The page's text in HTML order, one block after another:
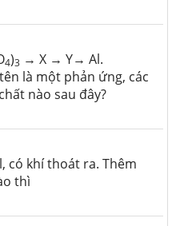
4)3 → X → Y→ Al.
là một phản ứng, các
nào sau đây?
có khí thoát ra. Thêm
thì